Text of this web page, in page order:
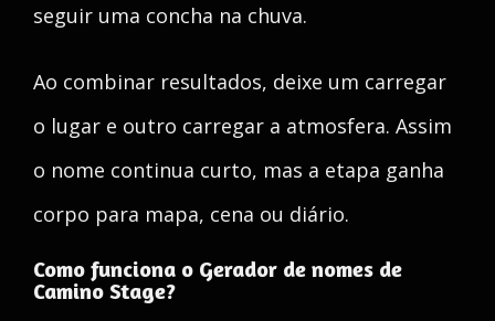
seguir uma concha na chuva.
Ao combinar resultados, deixe um carregar
o lugar e outro carregar a atmosfera. Assim
o nome continua curto, mas a etapa ganha
corpo para mapa, cena ou diário.
Como funciona o Gerador de nomes de
Camino Stage?